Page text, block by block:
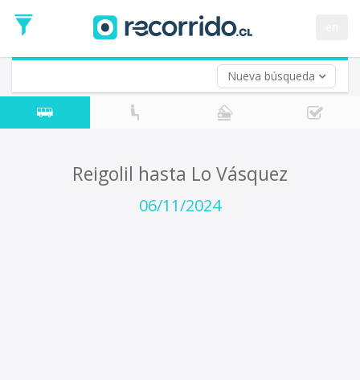
Nueva búsqueda
de
Ida
Vuelta (opcional)
Fecha
de
Reigolil hasta Lo Vásquez
06/11/2024